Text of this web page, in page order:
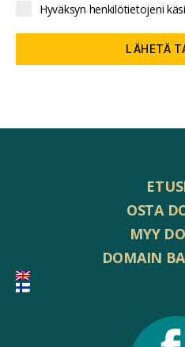
Hyväksyn henkilötietojeni
LÄHETÄ
OSTA
MYY
DOMAIN